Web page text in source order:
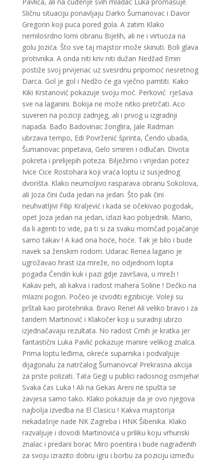
Sličnu situaciju ponavljaju Darko Šumanovac i Davor
Gregorin koji puca pored gola. A zatim Klako
nemilosrdno lomi obranu Bijelih, ali ne i virtuoza na
golu Jozića. Što sve taj majstor može skinuti. Boli glava
protivnika. A onda niti kriv niti dužan Nedžad Emin
postiže svoj prvijenac uz svesrdnu pripomoć nesretnog
Darca. Gol je gol i Nedžo će ga vječno pamtiti. Kako
Kiki Krstanović pokazuje svoju moć. Perković rješava
sve na laganini. Bokija ne može nitko pretrčati. Aco
suveren na poziciji zadnjeg, ali i prvog u izgradnji
napada. Bađo Badovinac žonglira, Jale Radman
ubrzava tempo, Edi Povrženić šprinta, Ćendo ubada,
Šumanovac pripetava, Gelo smiren i odlučan. Divota
pokreta i prelijepih poteza. Bilježimo i vrijedan potez
Ivice Cice Rostohara koji vraća loptu iz susjednog
dvorišta. Klako neumoljivo rasparava obranu Sokolova,
ali Joza čini čuda jedan na jedan. Što pak čini
neuhvatljivi Filip Kraljević i kada se očekivao pogodak,
opet Joza jedan na jedan, izlazi kao pobjednik. Mario,
da li agenti to vide, pa ti si za svaku momčad pojačanje
samo takav ! A kad ona hoće, hoće. Tak je bilo i bude
navek sa ženskim rodom. Udarac Renea lagano je
ugrožavao hrast iza mreže, no odjednom lopta
pogađa Ćendin kuk i pazi gdje završava, u mreži !
Kakav peh, ali kakva i radost mahera Soline ! Dečko na
mlazni pogon. Počeo je izvoditi egzibicije. Voleji su
prštali kao pirotehnika. Bravo Rene! Ali veliko bravo i za
tandem Martinović i Klakočer koji u suradnji ubrzo
izjednačavaju rezultata. No radost Crnih je kratka jer
fantastični Luka Pavlić pokazuje manire velikog znalca.
Prima loptu leđima, okreće suparnika i podvaljuje
dijagonalu za natrčalog Šumanovca! Prekrasna akcija
za prste polizati. Tata Gegi u publici radosnog osmjeha!
Svaka čas Luka ! Ali na Gekas Areni ne spušta se
zavjesa samo tako. Klako pokazuje da je ovo njegova
najbolja izvedba na El Clasicu ! Kakva majstorija
nekadašnje nade NK Zagreba i HNK Šibenika. Klako
razvaljuje i dovodi Martinovića u priliku koju vrhunski
znalac i predani borac Miro poentira i bude nagrađenih
za svoju izrazito dobru igru i borbu za poziciju između